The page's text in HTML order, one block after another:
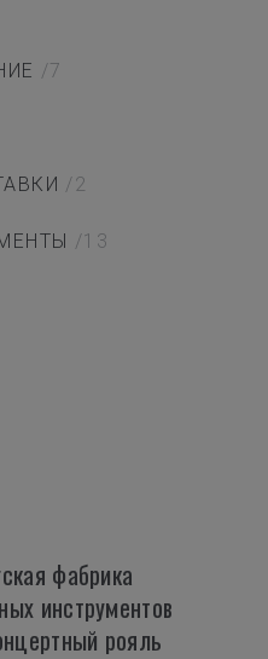
/7
/2
/13
фабрика
инструментов
рояль